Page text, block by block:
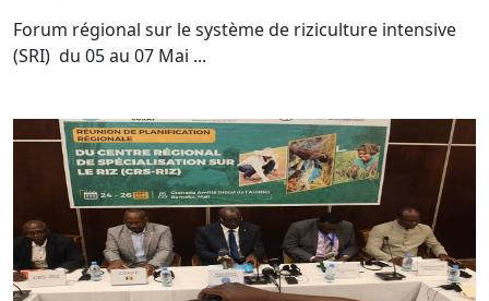
Forum régional sur le système de riziculture intensive
(SRI) du 05 au 07 Mai ...